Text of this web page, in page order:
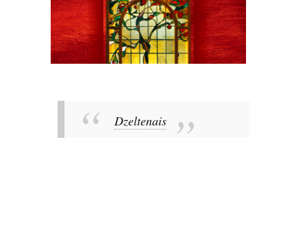
Dzeltenais